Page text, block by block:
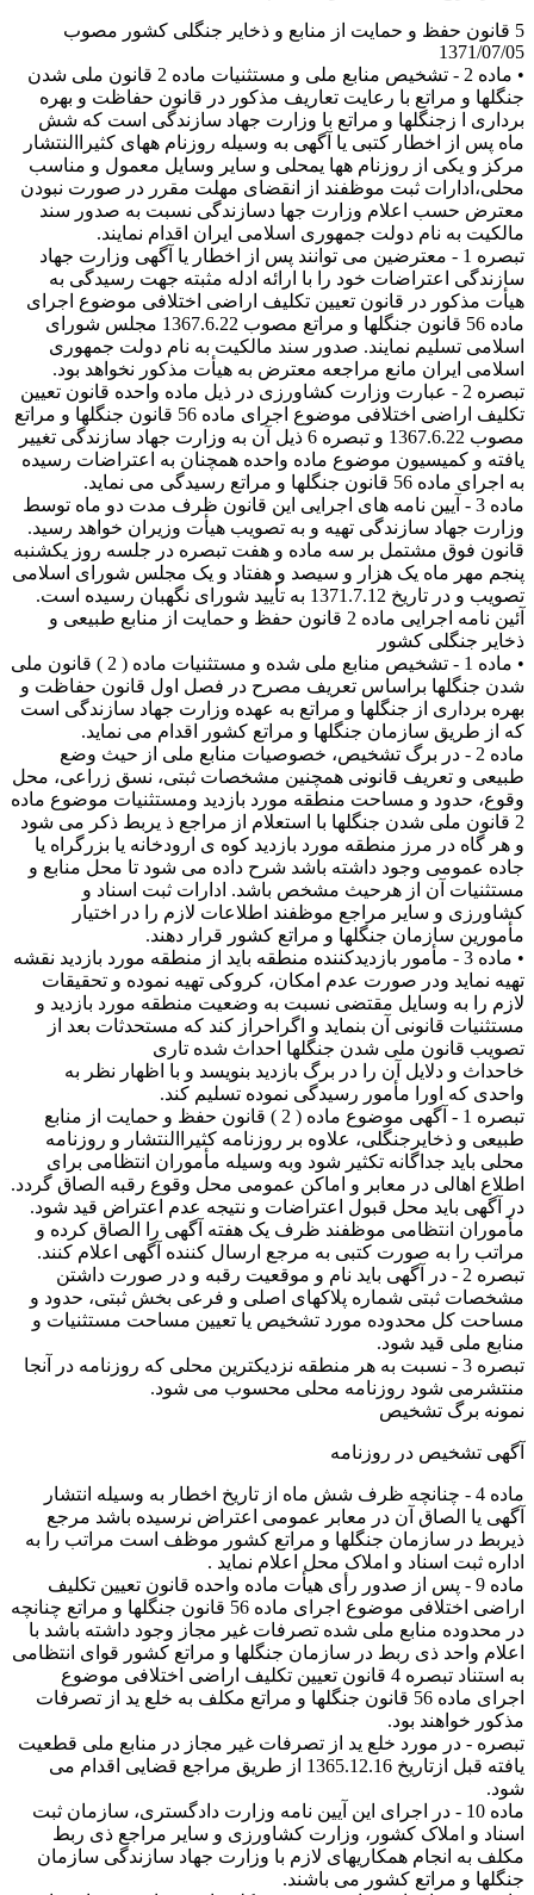
5 قانون حفظ و حمایت از منابع و ذخایر جنگلی کشور مصوب
1371/07/05
• ماده 2 - تشخیص منابع ملی و مستثنیات ماده 2 قانون ملی شدن
جنگلها و مراتع با رعایت تعاریف مذکور در قانون حفاظت و بهره
برداری ا زجنگلها و مراتع با وزارت جهاد سازندگی است که شش
ماه پس از اخطار کتبی یا آگهی به وسیله روزنام ههای کثیراالنتشار
مرکز و یکی از روزنام هها یمحلی و سایر وسایل معمول و مناسب
محلی،ادارات ثبت موظفند از انقضای مهلت مقرر در صورت نبودن
معترض حسب اعلام وزارت جها دسازندگی نسبت به صدور سند
مالکیت به نام دولت جمهوری اسلامی ایران اقدام نمایند.
تبصره 1 - معترضین می توانند پس از اخطار یا آگهی وزارت جهاد
سازندگی اعتراضات خود را با ارائه ادله مثبته جهت رسیدگی به
هیأت مذکور در قانون تعیین تکلیف اراضی اختلافی موضوع اجرای
ماده 56 قانون جنگلها و مراتع مصوب 1367.6.22 مجلس شورای
اسلامی تسلیم نمایند. صدور سند مالکیت به نام دولت جمهوری
اسلامی ایران مانع مراجعه معترض به هیأت مذکور نخواهد بود.
تبصره 2 - عبارت وزارت کشاورزی در ذیل ماده واحده قانون تعیین
تکلیف اراضی اختلافی موضوع اجرای ماده 56 قانون جنگلها و مراتع
مصوب 1367.6.22 و تبصره 6 ذیل آن به وزارت جهاد سازندگی تغییر
یافته و کمیسیون موضوع ماده واحده همچنان به اعتراضات رسیده
به اجرای ماده 56 قانون جنگلها و مراتع رسیدگی می نماید.
ماده 3 - آیین نامه های اجرایی این قانون ظرف مدت دو ماه توسط
وزارت جهاد سازندگی تهیه و به تصویب هیأت وزیران خواهد رسید.
قانون فوق مشتمل بر سه ماده و هفت تبصره در جلسه روز یکشنبه
پنجم مهر ماه یک هزار و سیصد و هفتاد و یک مجلس شورای اسلامی
تصویب و در تاریخ 1371.7.12 به تأیید شورای نگهبان رسیده است.
آئین نامه اجرایی ماده 2 قانون حفظ و حمایت از منابع طبیعی و
ذخایر جنگلی کشور
• ماده 1 - تشخیص منابع ملی شده و مستثنیات ماده ( 2 ) قانون ملی
شدن جنگلها براساس تعریف مصرح در فصل اول قانون حفاظت و
بهره برداری از جنگلها و مراتع به عهده وزارت جهاد سازندگی است
که از طریق سازمان جنگلها و مراتع کشور اقدام می نماید.
ماده 2 - در برگ تشخیص، خصوصیات منابع ملی از حیث وضع
طبیعی و تعریف قانونی همچنین مشخصات ثبتی، نسق زراعی، محل
وقوع، حدود و مساحت منطقه مورد بازدید ومستثنیات موضوع ماده
2 قانون ملی شدن جنگلها با استعلام از مراجع ذ یربط ذکر می شود
و هر گاه در مرز منطقه مورد بازدید کوه ی ارودخانه یا بزرگراه یا
جاده عمومی وجود داشته باشد شرح داده می شود تا محل منابع و
مستثنیات آن از هرحیث مشخص باشد. ادارات ثبت اسناد و
کشاورزی و سایر مراجع موظفند اطلاعات لازم را در اختیار
مأمورین سازمان جنگلها و مراتع کشور قرار دهند.
• ماده 3 - مأمور بازدیدکننده منطقه باید از منطقه مورد بازدید نقشه
تهیه نماید ودر صورت عدم امکان، کروکی تهیه نموده و تحقیقات
لازم را به وسایل مقتضی نسبت به وضعیت منطقه مورد بازدید و
مستثنیات قانونی آن بنماید و اگراحراز کند که مستحدثات بعد از
تصویب قانون ملی شدن جنگلها احداث شده تاری
خاحداث و دلایل آن را در برگ بازدید بنویسد و با اظهار نظر به
واحدی که اورا مأمور رسیدگی نموده تسلیم کند.
تبصره 1 - آگهی موضوع ماده ( 2 ) قانون حفظ و حمایت از منابع
طبیعی و ذخایرجنگلی، علاوه بر روزنامه کثیراالنتشار و روزنامه
محلی باید جداگانه تکثیر شود وبه وسیله مأموران انتظامی برای
اطلاع اهالی در معابر و اماکن عمومی محل وقوع رقبه الصاق گردد.
در آگهی باید محل قبول اعتراضات و نتیجه عدم اعتراض قید شود.
مأموران انتظامی موظفند ظرف یک هفته آگهی را الصاق کرده و
مراتب را به صورت کتبی به مرجع ارسال کننده آگهی اعلام کنند.
تبصره 2 - در آگهی باید نام و موقعیت رقبه و در صورت داشتن
مشخصات ثبتی شماره پلاکهای اصلی و فرعی بخش ثبتی، حدود و
مساحت کل محدوده مورد تشخیص یا تعیین مساحت مستثنیات و
منابع ملی قید شود.
تبصره 3 - نسبت به هر منطقه نزدیکترین محلی که روزنامه در آنجا
منتشرمی شود روزنامه محلی محسوب می شود.
نمونه برگ تشخیص
آگهی تشخیص در روزنامه
ماده 4 - چنانچه ظرف شش ماه از تاریخ اخطار به وسیله انتشار
آگهی یا الصاق آن در معابر عمومی اعتراض نرسیده باشد مرجع
ذیربط در سازمان جنگلها و مراتع کشور موظف است مراتب را به
اداره ثبت اسناد و املاک محل اعلام نماید .
ماده 9 - پس از صدور رأی هیأت ماده واحده قانون تعیین تکلیف
اراضی اختلافی موضوع اجرای ماده 56 قانون جنگلها و مراتع چنانچه
در محدوده منابع ملی شده تصرفات غیر مجاز وجود داشته باشد با
اعلام واحد ذی ربط در سازمان جنگلها و مراتع کشور قوای انتظامی
به استناد تبصره 4 قانون تعیین تکلیف اراضی اختلافی موضوع
اجرای ماده 56 قانون جنگلها و مراتع مکلف به خلع ید از تصرفات
مذکور خواهند بود.
تبصره - در مورد خلع ید از تصرفات غیر مجاز در منابع ملی قطعیت
یافته قبل ازتاریخ 1365.12.16 از طریق مراجع قضایی اقدام می
شود.
ماده 10 - در اجرای این آیین نامه وزارت دادگستری، سازمان ثبت
اسناد و املاک کشور، وزارت کشاورزی و سایر مراجع ذی ربط
مکلف به انجام همکاریهای لازم با وزارت جهاد سازندگی سازمان
جنگلها و مراتع کشور می باشند.